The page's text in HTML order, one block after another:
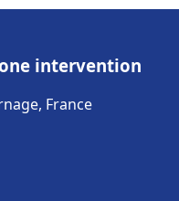
intervention
France